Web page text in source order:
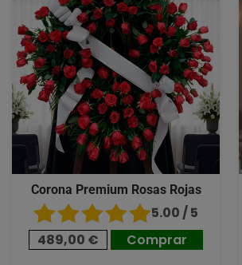
Corona Premium Rosas Rojas
5.00 / 5
489,00 €
Comprar